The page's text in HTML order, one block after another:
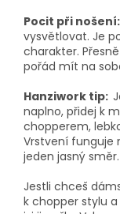
Pocit při nošení:
vysvětlovat. Je
charakter.
pořád mít na
Hanziwork tip:
naplno, přidej k
chopperem,
Vrstvení funguje
jeden jasný směr.
Jestli chceš
k chopper stylu